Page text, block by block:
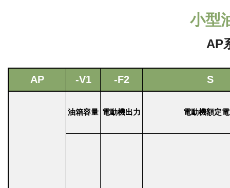
小型
AP
AP -V1 -F2 S
油箱容量 電動機出力 電動機額定